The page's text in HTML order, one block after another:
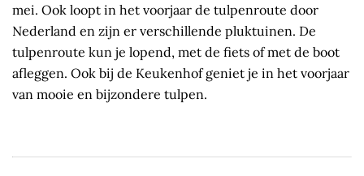
mei. Ook loopt in het voorjaar de tulpenroute door
Nederland en zijn er verschillende pluktuinen. De
tulpenroute kun je lopend, met de fiets of met de boot
afleggen. Ook bij de Keukenhof geniet je in het voorjaar
van mooie en bijzondere tulpen.